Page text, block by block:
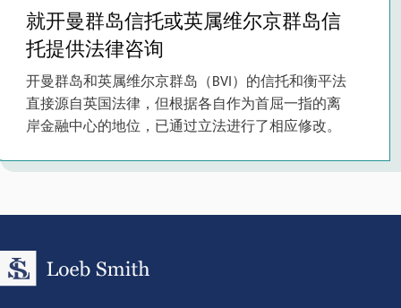
就开曼群岛信托或英属维尔京群岛信
托提供法律咨询
开曼群岛和英属维尔京群岛（BVI）的信托和衡平法
直接源自英国法律，但根据各自作为首屈一指的离
岸金融中心的地位，已通过立法进行了相应修改。